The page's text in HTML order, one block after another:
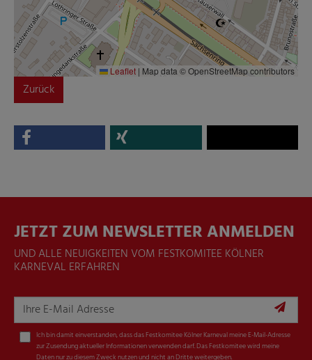
Leaflet | Map data © OpenStreetMap contributors
Zurück
JETZT ZUM NEWSLETTER ANMELDEN
UND ALLE NEUIGKEITEN VOM FESTKOMITEE KÖLNER
KARNEVAL ERFAHREN
Ich bin damit einverstanden, dass das Festkomitee Kölner Karneval meine E-Mail-Adresse
zur Zusendung aktueller Informationen verwenden darf. Das Festkomitee wird meine
Daten nur zu diesem Zweck nutzen und nicht an Dritte weitergeben.